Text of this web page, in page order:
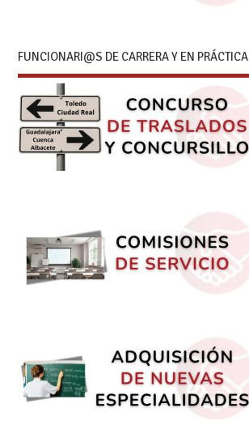
FUNCIONARI@S DE CARRERA Y EN